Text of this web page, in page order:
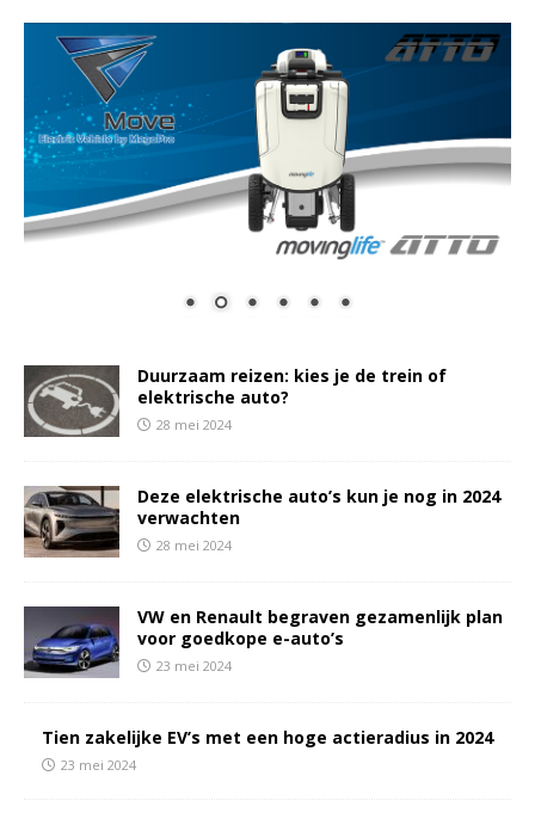
Duurzaam reizen: kies je de trein of
elektrische auto?
28 mei 2024
Deze elektrische auto’s kun je nog in 2024
verwachten
28 mei 2024
VW en Renault begraven gezamenlijk plan
voor goedkope e-auto’s
23 mei 2024
Tien zakelijke EV’s met een hoge actieradius in 2024
23 mei 2024